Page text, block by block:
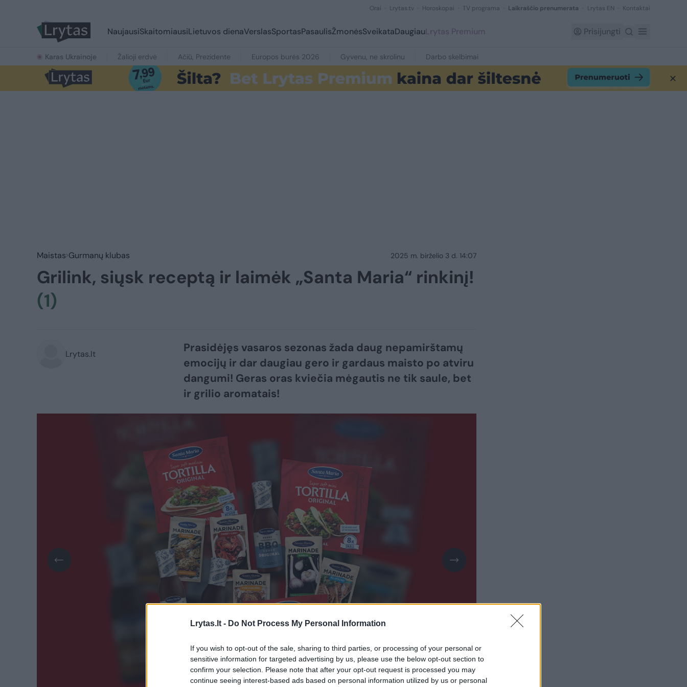
Lrytas.lt - Do Not Process My Personal Information
If you wish to opt-out of the sale, sharing to third parties, or processing of your personal or
sensitive information for targeted advertising by us, please use the below opt-out section to
confirm your selection. Please note that after your opt-out request is processed you may
continue seeing interest-based ads based on personal information utilized by us or personal
Orai Lrytas.tv Horoskopai TV programa Laikraščio prenumerata Lrytas EN Kontaktai
NaujausiSkaitomiausiLietuvos dienaVerslasSportasPasaulisŽmonėsSveikataDaugiauLrytas Premium Prisijungti
Karas Ukrainoje Žalioji erdvė Ačiū, Prezidente Europos burės 2026 Gyvenu, ne skrolinu Darbo skelbimai
Maistas Gurmanų klubas 2025 m. birželio 3 d. 14:07
Grilink, siųsk receptą ir laimėk „Santa Maria“ rinkinį!
(1)
Lrytas.lt
Prasidėjęs vasaros sezonas žada daug nepamirštamų
emocijų ir dar daugiau gero ir gardaus maisto po atviru
dangumi! Geras oras kviečia mėgautis ne tik saule, bet
ir grilio aromatais!